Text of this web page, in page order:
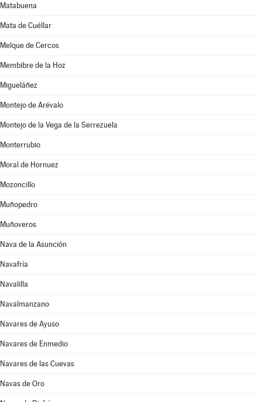
Matabuena
Mata de Cuéllar
Melque de Cercos
Membibre de la Hoz
Migueláñez
Montejo de Arévalo
Montejo de la Vega de la Serrezuela
Monterrubio
Moral de Hornuez
Mozoncillo
Muñopedro
Muñoveros
Nava de la Asunción
Navafría
Navalilla
Navalmanzano
Navares de Ayuso
Navares de Enmedio
Navares de las Cuevas
Navas de Oro